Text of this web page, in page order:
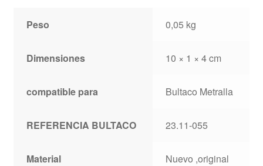
Peso 0,05 kg
Dimensiones 10 × 1 × 4 cm
compatible para Bultaco Metralla
REFERENCIA BULTACO 23.11-055
Material Nuevo ,original